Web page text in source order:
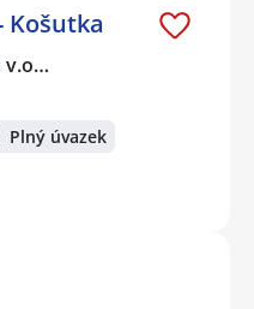
Košutka
v.o…
Plný úvazek